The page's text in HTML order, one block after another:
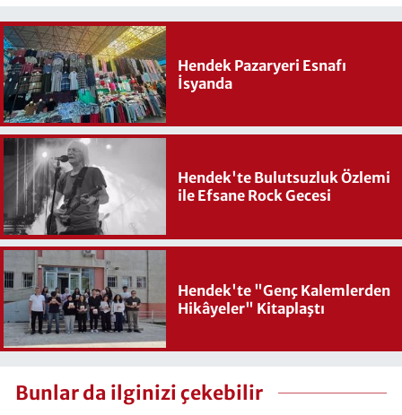
Hendek Pazaryeri Esnafı
İsyanda
Hendek'te Bulutsuzluk Özlemi
ile Efsane Rock Gecesi
Hendek'te "Genç Kalemlerden
Hikâyeler" Kitaplaştı
Bunlar da ilginizi çekebilir